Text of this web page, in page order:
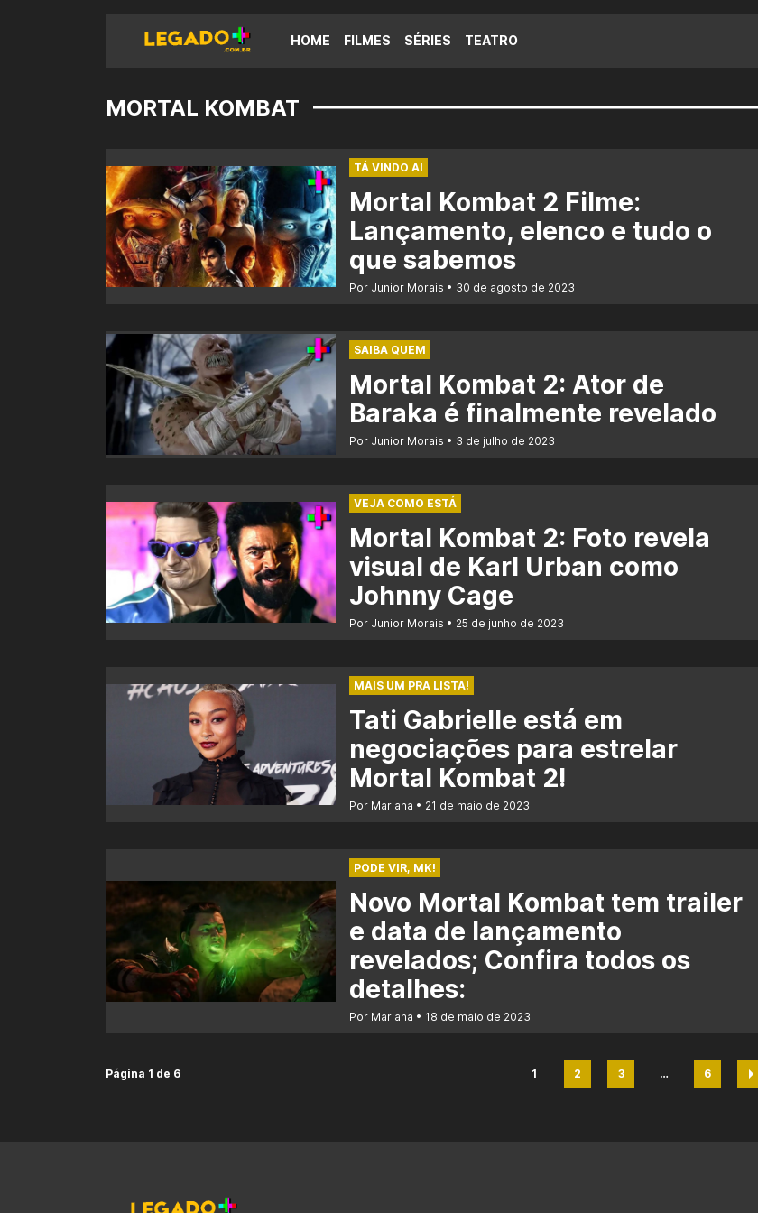
HOME FILMES SÉRIES TEATRO
MORTAL KOMBAT
TÁ VINDO AI
Mortal Kombat 2 Filme:
Lançamento, elenco e tudo o
que sabemos
Por Junior Morais 30 de agosto de 2023
SAIBA QUEM
Mortal Kombat 2: Ator de
Baraka é finalmente revelado
Por Junior Morais 3 de julho de 2023
VEJA COMO ESTÁ
Mortal Kombat 2: Foto revela
visual de Karl Urban como
Johnny Cage
Por Junior Morais 25 de junho de 2023
MAIS UM PRA LISTA!
Tati Gabrielle está em
negociações para estrelar
Mortal Kombat 2!
Por Mariana 21 de maio de 2023
PODE VIR, MK!
Novo Mortal Kombat tem trailer
e data de lançamento
revelados; Confira todos os
detalhes:
Por Mariana 18 de maio de 2023
Página 1 de 6
Página
1
Página
2
Página
3
…
Página
6